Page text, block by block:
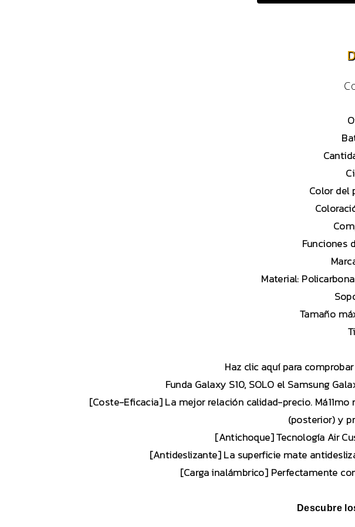
Color del
Funciones
Material:
Tamaño
Haz clic aquí para
Funda Galaxy S10, SOLO el Samsung
[Coste-Eficacia] La mejor relación calidad-precio.
(posterior) y
[Antichoque] Tecnología Air
[Antideslizante] La superficie mate
[Carga inalámbrico] Perfectamente
Descubre